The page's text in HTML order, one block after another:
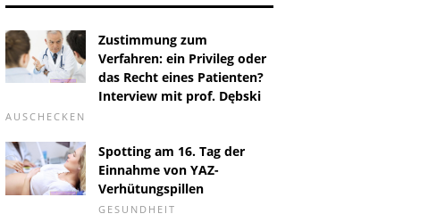
Zustimmung zum
Verfahren: ein Privileg oder
das Recht eines Patienten?
Interview mit prof. Dębski
AUSCHECKEN
Spotting am 16. Tag der
Einnahme von YAZ-
Verhütungspillen
GESUNDHEIT